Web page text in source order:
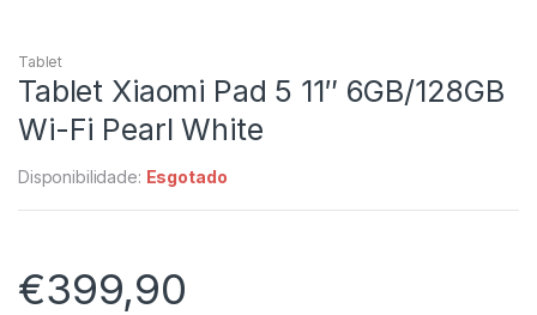
Tablet
Tablet Xiaomi Pad 5 11″ 6GB/128GB
Wi-Fi Pearl White
Disponibilidade: Esgotado
€399,90